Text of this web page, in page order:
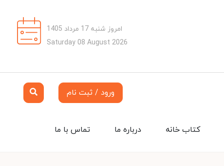
امروز شنبه 17 مرداد 1405
Saturday 08 August 2026
ورود / ثبت نام
تماس با ما درباره ما کتاب خانه